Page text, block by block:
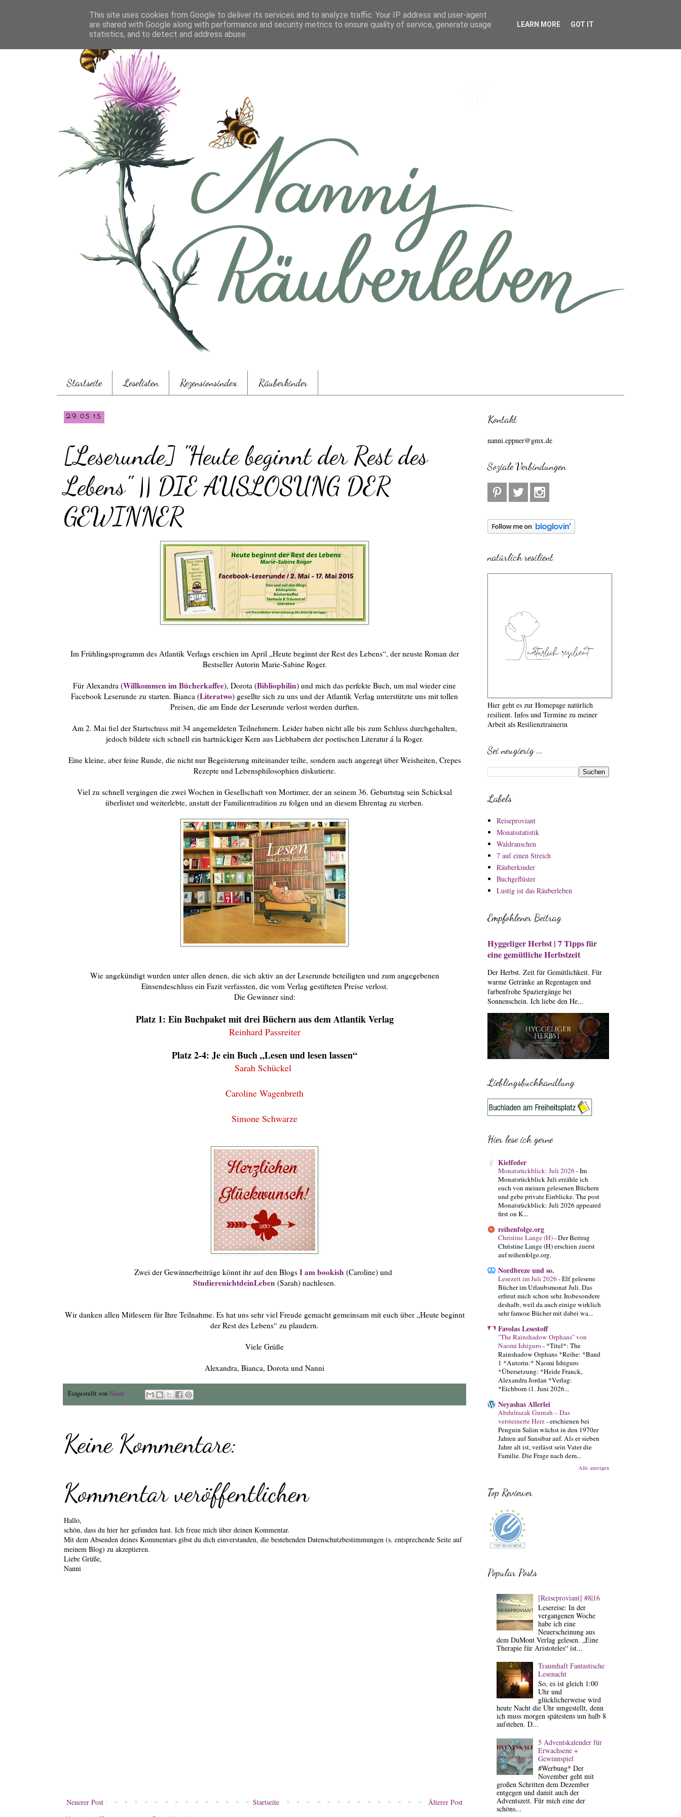
Startseite Leselisten Rezensionsindex Räuberkinder
29.05.15
[Leserunde] "Heute beginnt der Rest des
Lebens" || DIE AUSLOSUNG DER
GEWINNER
Im Frühlingsprogramm des Atlantik Verlags erschien im April „Heute beginnt der Rest des Lebens“, der neuste Roman der
Bestseller Autorin Marie-Sabine Roger.
Für Alexandra (Willkommen im Bücherkaffee), Dorota (Bibliophilin) und mich das perfekte Buch, um mal wieder eine
Facebook Leserunde zu starten. Bianca (Literatwo) gesellte sich zu uns und der Atlantik Verlag unterstützte uns mit tollen
Preisen, die am Ende der Leserunde verlost werden durften.
Am 2. Mai fiel der Startschuss mit 34 angemeldeten Teilnehmern. Leider haben nicht alle bis zum Schluss durchgehalten,
jedoch bildete sich schnell ein hartnäckiger Kern aus Liebhabern der poetischen Literatur á la Roger.
Eine kleine, aber feine Runde, die nicht nur Begeisterung miteinander teilte, sondern auch angeregt über Weisheiten, Crepes
Rezepte und Lebensphilosophien diskutierte.
Viel zu schnell vergingen die zwei Wochen in Gesellschaft von Mortimer, der an seinem 36. Geburtstag sein Schicksal
überlistet und weiterlebte, anstatt der Familientradition zu folgen und an diesem Ehrentag zu sterben.
Wie angekündigt wurden unter allen denen, die sich aktiv an der Leserunde beteiligten und zum angegebenen
Einsendeschluss ein Fazit verfassten, die vom Verlag gestifteten Preise verlost.
Die Gewinner sind:
Platz 1: Ein Buchpaket mit drei Büchern aus dem Atlantik Verlag
Reinhard Passreiter
Platz 2-4: Je ein Buch „Lesen und lesen lassen“
Sarah Schückel
Caroline Wagenbreth
Simone Schwarze
Zwei der Gewinnerbeiträge könnt ihr auf den Blogs I am bookish (Caroline) und
StudierenichtdeinLeben (Sarah) nachlesen.
Wir danken allen Mitlesern für Ihre Teilnahme. Es hat uns sehr viel Freude gemacht gemeinsam mit euch über „Heute beginnt
der Rest des Lebens“ zu plaudern.
Viele Grüße
Alexandra, Bianca, Dorota und Nanni
Eingestellt vonNanni
Keine Kommentare:
Kommentar veröffentlichen
Hallo,
schön, dass du hier her gefunden hast. Ich freue mich über deinen Kommentar.
Mit dem Absenden deines Kommentars gibst du dich einverstanden, die bestehenden Datenschutzbestimmungen (s. entsprechende Seite auf
meinem Blog) zu akzeptieren.
Liebe Grüße,
Nanni
Neuerer Post Älterer Post
Startseite
Kontakt
nanni.eppner@gmx.de
Soziale Verbindungen
natürlich resilient
Hier geht es zur Homepage natürlich
resilient. Infos und Termine zu meiner
Arbeit als Resilienztrainerin
Sei neugierig ...
Labels
Reiseproviant
Monatsstatistik
Waldrauschen
7 auf einen Streich
Räuberkinder
Buchgeflüster
Lustig ist das Räuberleben
Empfohlener Beitrag
Hyggeliger Herbst | 7 Tipps für
eine gemütliche Herbstzeit
Der Herbst. Zeit für Gemütlichkeit. Für
warme Getränke an Regentagen und
farbenfrohe Spaziergänge bei
Sonnenschein. Ich liebe den He...
Lieblingsbuchhandlung
Hier lese ich gerne
Kielfeder
Monatsrückblick: Juli 2026-Im
Monatsrückblick Juli erzähle ich
euch von meinen gelesenen Büchern
und gebe private Einblicke. The post
Monatsrückblick: Juli 2026 appeared
first on K...
reihenfolge.org
Christine Lange (H)-Der Beitrag
Christine Lange (H) erschien zuerst
auf reihenfolge.org.
Nordbreze und so.
Lesezeit im Juli 2026-Elf gelesene
Bücher im Urlaubsmonat Juli. Das
erfreut mich schon sehr. Insbesondere
deshalb, weil da auch einige wirklich
sehr famose Bücher mit dabei wa...
Favolas Lesestoff
"The Rainshadow Orphans" von
Naomi Ishiguro- *Titel*: The
Rainshadow Orphans *Reihe: *Band
1 *Autorin:* Naomi Ishiguro
*Übersetzung: *Heide Franck,
Alexandra Jordan *Verlag:
*Eichborn (1. Juni 2026...
Neyashas Allerlei
Abdulrazak Gurnah – Das
versteinerte Herz-erschienen bei
Penguin Salim wächst in den 1970er
Jahren auf Sansibar auf. Als er sieben
Jahre alt ist, verlässt sein Vater die
Familie. Die Frage nach dem...
Alle anzeigen
Top Reviewer
Popular Posts
[Reiseproviant] #8|16
Lesereise: In der
vergangenen Woche
habe ich eine
Neuerscheinung aus
dem DuMont Verlag gelesen. „Eine
Therapie für Aristoteles“ ist...
Traumhaft Fantastische
Lesenacht
So, es ist gleich 1:00
Uhr und
glücklicherweise wird
heute Nacht die Uhr umgestellt, denn
ich muss morgen spätestens um halb 8
aufstehen. D...
5 Adventskalender für
Erwachsene +
Gewinnspiel
#Werbung* Der
November geht mit
großen Schritten dem Dezember
entgegen und damit auch der
Adventszeit. Für mich eine der
schöns...
This site uses cookies from Google to deliver its services and to analyze traffic. Your IP address and user-agent
are shared with Google along with performance and security metrics to ensure quality of service, generate usage
statistics, and to detect and address abuse.
LEARN MORE GOT IT